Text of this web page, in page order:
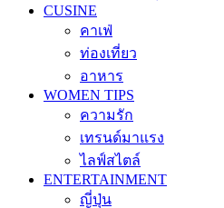
CUSINE
คาเฟ่
ท่องเที่ยว
อาหาร
WOMEN TIPS
ความรัก
เทรนด์มาแรง
ไลฟ์สไตล์
ENTERTAINMENT
ญี่ปุ่น